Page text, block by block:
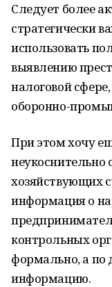
Следует более
стратегически
использовать
выявлению
налоговой
оборонно-
При этом хочу
неукоснительно
хозяйствующих
информация о
контрольных
формально, а по
информацию.